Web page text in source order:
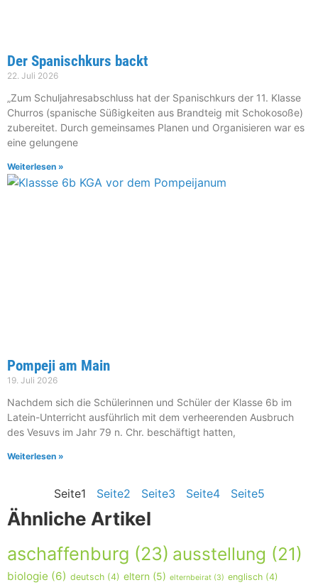
Der Spanischkurs backt
22. Juli 2026
„Zum Schuljahresabschluss hat der Spanischkurs der 11. Klasse
Churros (spanische Süßigkeiten aus Brandteig mit Schokosoße)
zubereitet. Durch gemeinsames Planen und Organisieren war es
eine gelungene
Weiterlesen »
Pompeji am Main
19. Juli 2026
Nachdem sich die Schülerinnen und Schüler der Klasse 6b im
Latein-Unterricht ausführlich mit dem verheerenden Ausbruch
des Vesuvs im Jahr 79 n. Chr. beschäftigt hatten,
Weiterlesen »
Seite1 Seite2 Seite3 Seite4 Seite5
Ähnliche Artikel
aschaffenburg (23) ausstellung (21)
biologie (6) deutsch (4) eltern (5) elternbeirat (3) englisch (4)